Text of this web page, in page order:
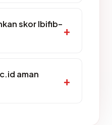
skor lbifib-
aman